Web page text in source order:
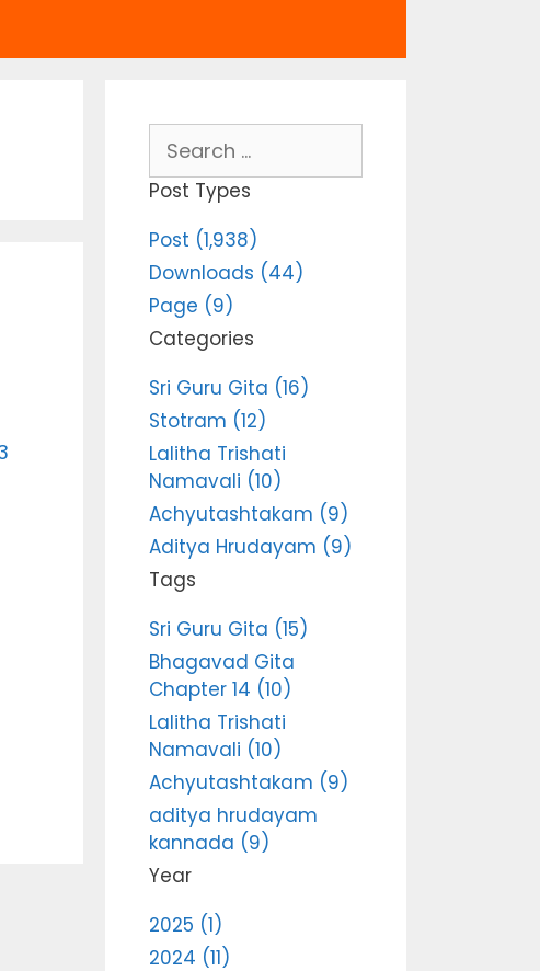
for:
Post Types
Post (1,938)
Downloads (44)
Page (9)
Categories
Sri Guru Gita (16)
Stotram (12)
Lalitha Trishati
Namavali (10)
Achyutashtakam (9)
Aditya Hrudayam (9)
Tags
Sri Guru Gita (15)
Bhagavad Gita
Chapter 14 (10)
Lalitha Trishati
Namavali (10)
Achyutashtakam (9)
aditya hrudayam
kannada (9)
Year
2025 (1)
2024 (11)